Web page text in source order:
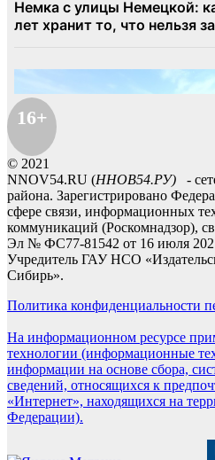
16+
© 2021
NNOV54.RU (ННОВ54.РУ) -
района. Зарегистрировано
сфере связи, информационных
коммуникаций (Роскомнадзор),
Эл № ФС77-81542 от 16 июля
Учредитель ГАУ НСО
Сибирь».
Политика конфиденциальности
На информационном ресурсе
технологии (информационные
информации на основе сбора,
сведений, относящихся к
«Интернет», находящихся на
Федерации).